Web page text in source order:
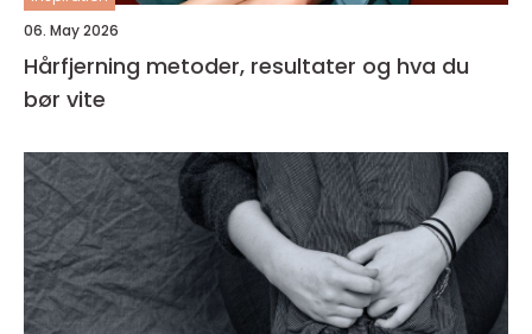
06. May 2026
Hårfjerning metoder, resultater og hva du
bør vite